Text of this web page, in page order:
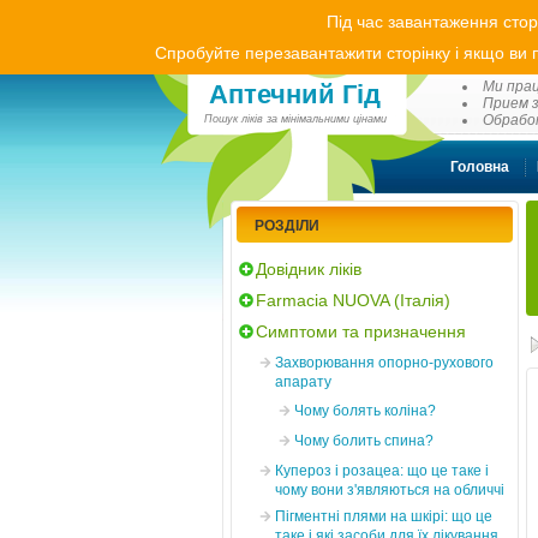
Аптечний Гід
Пошук ліків за мінімальними цінами
Під час завантаження
Спробуйте перезавантажити сторінку і якщо ви
Ми
Прием
Головна
РОЗДІЛИ
Довідник ліків
Farmacia NUOVA (Італія)
Симптоми та призначення
Захворювання опорно-рухового
апарату
Чому болять коліна?
Чому болить спина?
Купероз і розацеа: що це таке і
чому вони з'являються на обличчі
Пігментні плями на шкірі: що це